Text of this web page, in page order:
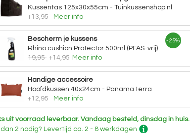
Kussentas 125x30x55cm - Tuinkussenshop.nl
+13,95
Meer info
Bescherm je kussens
Rhino cushion Protector 500ml (PFAS-vrij)
19,95 +14,95 Meer info
- 25%
Handige accessoire
Hoofdkussen 40x24cm - Panama terra
+12,95
Meer info
uit voorraad leverbaar. Vandaag besteld, dinsdag in huis.
2 nodig? Levertijd ca. 2 - 8 werkdagen